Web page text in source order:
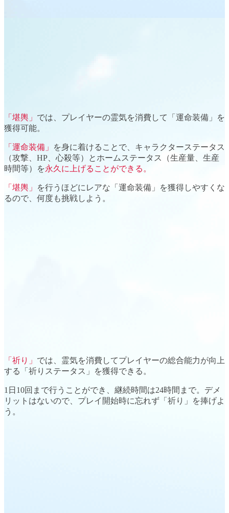
「堪輿」 では、プレイヤーの霊気を消費して 「運命装備」
を
獲得可能。
「運命装備」 を身に着けることで、 キャラクターステータス
（攻撃、HP、心殺等）と ホームステータス
（生産量、生産
時間等）を永久に上げることができる。
「堪輿」
を行うほどにレアな「運命装備」を獲得しやすくな
るので、 何度も挑戦しよう。
「祈り」 では、霊気を消費してプレイヤーの総合能力が向上
する「祈りステータス」を獲得できる。
1日10回まで行うことができ、継続時間は24時間まで。デメ
リットはないので、プレイ開始時に忘れず「祈り」を捧げよ
う。